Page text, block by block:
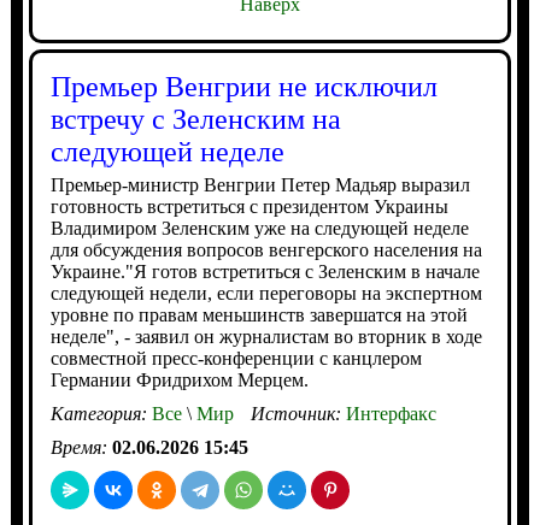
Премьер Венгрии не исключил
встречу с Зеленским на
следующей неделе
Премьер-министр Венгрии Петер Мадьяр выразил
готовность встретиться с президентом Украины
Владимиром Зеленским уже на следующей неделе
для обсуждения вопросов венгерского населения на
Украине."Я готов встретиться с Зеленским в начале
следующей недели, если переговоры на экспертном
уровне по правам меньшинств завершатся на этой
неделе", - заявил он журналистам во вторник в ходе
совместной пресс-конференции с канцлером
Германии Фридрихом Мерцем.
Категория: Все\Мир Источник: Интерфакс
Время: 02.06.2026 15:45